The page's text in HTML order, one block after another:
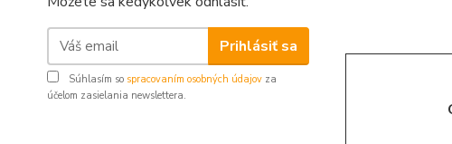
Prihlásiť sa
Súhlasím so spracovaním osobných údajov za
účelom zasielania newslettera.